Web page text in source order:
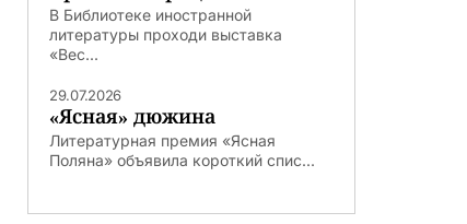
В Библиотеке иностранной
литературы проходи выставка
«Вес...
29.07.2026
«Ясная» дюжина
Литературная премия «Ясная
Поляна» объявила короткий спис...